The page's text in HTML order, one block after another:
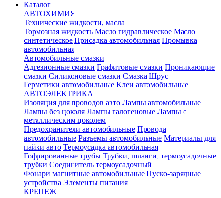
Каталог
АВТОХИМИЯ
Технические жидкости, масла
Тормозная жидкость Масло гидравлическое Масло
синтетическое Присадка автомобильная Промывка
автомобильная
Автомобильные смазки
Адгезионные смазки Графитовые смазки Проникающие
смазки Силиконовые смазки Смазка Шрус
Герметики автомобильные Клеи автомобильные
АВТОЭЛЕКТРИКА
Изоляция для проводов авто Лампы автомобильные
Лампы без цоколя Лампы галогеновые Лампы с
металлическим цоколем
Предохранители автомобильные Провода
автомобильные Разъемы автомобильные Материалы для
пайки авто Термоусадка автомобильная
Гофрированные трубы Трубки, шланги, термоусадочные
трубки Соединитель термоусадочный
Фонари магнитные автомобильные Пуско-зарядные
устройства Элементы питания
КРЕПЕЖ